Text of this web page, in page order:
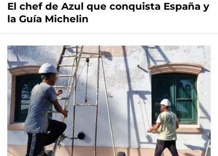
El chef de Azul que conquista España y
la Guía Michelin